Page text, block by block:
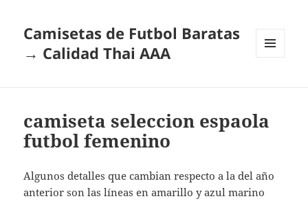
Camisetas de Futbol Baratas
→ Calidad Thai AAA
camiseta seleccion espaola
futbol femenino
Algunos detalles que cambian respecto a la del año
anterior son las líneas en amarillo y azul marino